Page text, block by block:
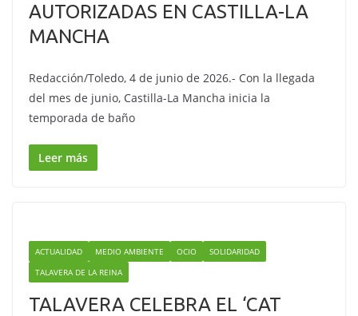
AUTORIZADAS EN CASTILLA-LA
MANCHA
Redacción/Toledo, 4 de junio de 2026.- Con la llegada
del mes de junio, Castilla-La Mancha inicia la
temporada de baño
Leer más
ACTUALIDAD MEDIO AMBIENTE OCIO
SOLIDARIDAD
TALAVERA DE LA REINA
TALAVERA CELEBRA EL ‘CAT